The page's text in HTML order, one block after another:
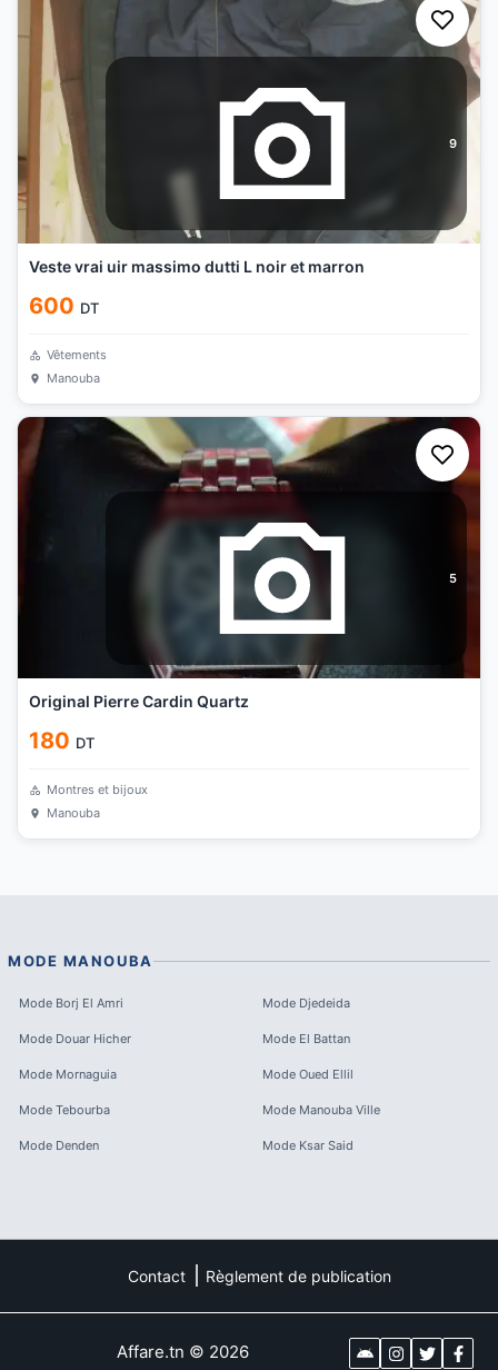
9
Veste vrai uir massimo dutti L noir et marron
600 DT
Vêtements
Manouba
5
Original Pierre Cardin Quartz
180 DT
Montres et bijoux
Manouba
MODE MANOUBA
Mode Borj El Amri Mode Djedeida
Mode Douar Hicher Mode El Battan
Mode Mornaguia Mode Oued Ellil
Mode Tebourba Mode Manouba Ville
Mode Denden Mode Ksar Said
Contact Règlement de publication
Affare.tn © 2026